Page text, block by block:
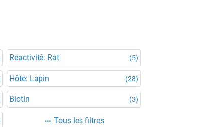
Reactivité: Rat (5)
Hôte: Lapin (28)
Biotin (3)
Tous les filtres